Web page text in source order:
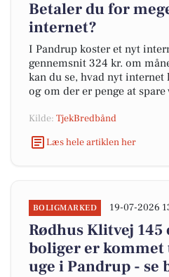
Betaler du for
internet?
I Pandrup koster et nyt
gennemsnit 324 kr. om
kan du se, hvad nyt
og om der er penge at spare
Kilde: TjekBredbånd
Læs hele artiklen her
BOLIGMARKED 19-07-2026
Rødhus Klitvej 145
boliger er kommet
uge i Pandrup - se